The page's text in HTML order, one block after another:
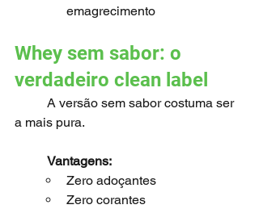
emagrecimento
Whey sem sabor: o
verdadeiro clean label
a mais pura.
Vantagens:
Zero adoçantes
Zero corantes